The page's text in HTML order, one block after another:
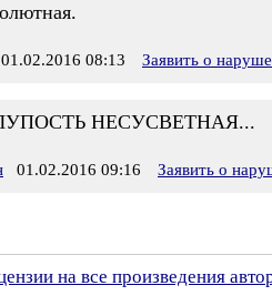
08:13 Заявить о
НЕСУСВЕТНАЯ...
01.02.2016 09:16 Заявить о
на все произведения